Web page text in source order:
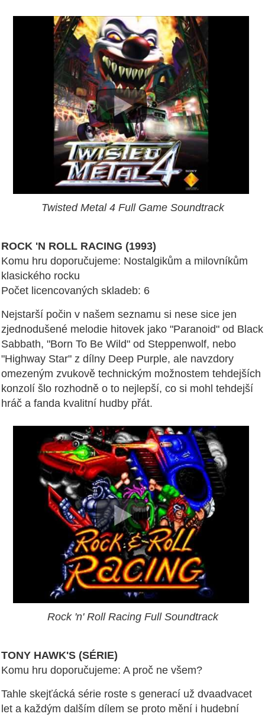
Twisted Metal 4 Full Game Soundtrack
ROCK 'N ROLL RACING (1993)
Komu hru doporučujeme: Nostalgikům a milovníkům
klasického rocku
Počet licencovaných skladeb: 6
Nejstarší počin v našem seznamu si nese sice jen
zjednodušené melodie hitovek jako "Paranoid" od Black
Sabbath, "Born To Be Wild" od Steppenwolf, nebo
"Highway Star" z dílny Deep Purple, ale navzdory
omezeným zvukově technickým možnostem tehdejších
konzolí šlo rozhodně o to nejlepší, co si mohl tehdejší
hráč a fanda kvalitní hudby přát.
Rock 'n' Roll Racing Full Soundtrack
TONY HAWK'S (SÉRIE)
Komu hru doporučujeme: A proč ne všem?
Tahle skejťácká série roste s generací už dvaadvacet
let a každým dalším dílem se proto mění i hudební